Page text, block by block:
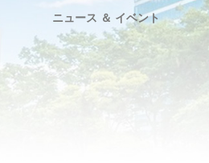
ニュース ＆ イベント